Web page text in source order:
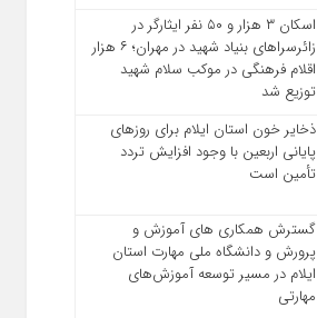
اسکان ۳ هزار و ۵۰ نفر ایثارگر در
زائرسراهای بنیاد شهید در مهران؛ ۶ هزار
اقلام فرهنگی در موکب سلام شهید
توزیع شد
ذخایر خون استان ایلام برای روزهای
پایانی اربعین با وجود افزایش تردد
تأمین است
گسترش همکاری‌ های آموزش و
پرورش و دانشگاه ملی مهارت استان
ایلام در مسیر توسعه آموزش‌های
مهارتی